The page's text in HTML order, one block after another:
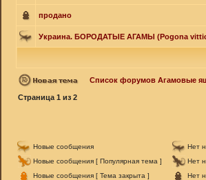
продано
Украина. БОРОДАТЫЕ АГАМЫ (Pogona
Список форумов Агамовые
Страница 1 из 2
Новые сообщения
Нет
Новые сообщения [ Популярная тема ]
Нет
Новые сообщения [ Тема закрыта ]
Нет